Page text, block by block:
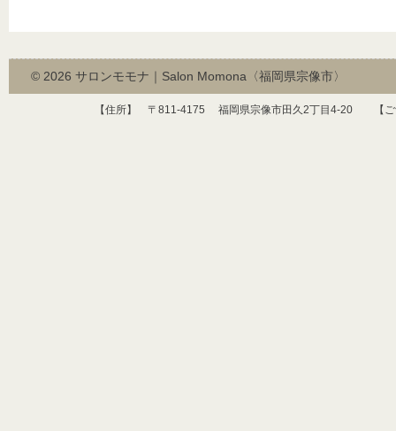
© 2026 サロンモモナ｜Salon Momona〈福岡県宗像市〉
【住所】 〒 811-4175 福岡県宗像市田久2丁目 4-20 【ご